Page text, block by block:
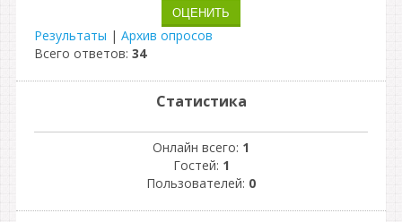
Результаты | Архив опросов
Всего ответов: 34
Статистика
Онлайн всего: 1
Гостей: 1
Пользователей: 0